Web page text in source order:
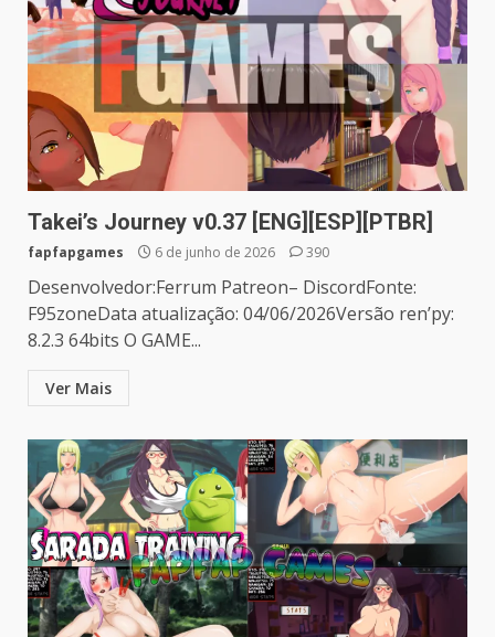
Takei’s Journey v0.37 [ENG][ESP][PTBR]
fapfapgames 6 de junho de 2026 390
Desenvolvedor:Ferrum Patreon– DiscordFonte:
F95zoneData atualização: 04/06/2026Versão ren’py:
8.2.3 64bits O GAME...
Ver Mais